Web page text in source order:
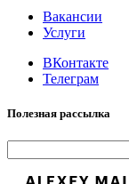
Вакансии
Услуги
ВКонтакте
Телеграм
Полезная рассылка